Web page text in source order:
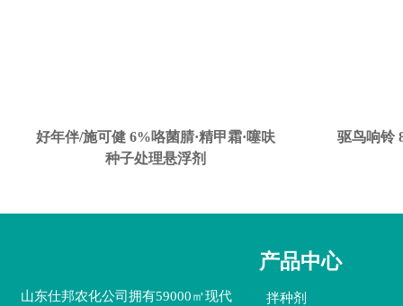
好年伴/施可健 6%咯菌腈·精甲霜·噻呋
种子处理悬浮剂
驱鸟响铃
山东仕邦农化公司拥有59000㎡现代
产品中心
拌种剂